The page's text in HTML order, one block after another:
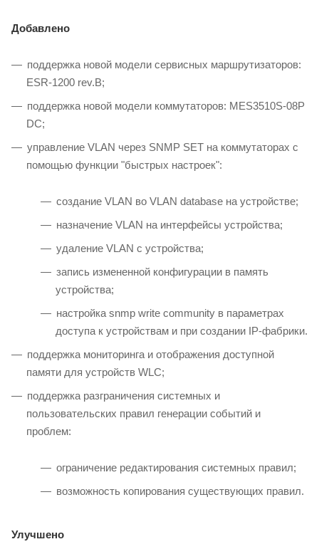
Добавлено
поддержка новой модели сервисных маршрутизаторов:
ESR-1200 rev.B;
поддержка новой модели коммутаторов: MES3510S-08P
DC;
управление VLAN через SNMP SET на коммутаторах с
помощью функции "быстрых настроек":
создание VLAN во VLAN database на устройстве;
назначение VLAN на интерфейсы устройства;
удаление VLAN с устройства;
запись измененной конфигурации в память
устройства;
настройка snmp write community в параметрах
доступа к устройствам и при создании IP-фабрики.
поддержка мониторинга и отображения доступной
памяти для устройств WLC;
поддержка разграничения системных и
пользовательских правил генерации событий и
проблем:
ограничение редактирования системных правил;
возможность копирования существующих правил.
Улучшено